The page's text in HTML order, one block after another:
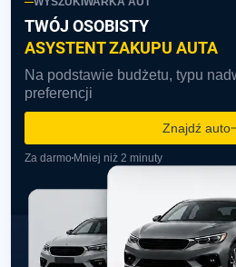
TWÓJ OSOBISTY
ASYSTENT ZAKUPU AUTA
Na podstawie budżetu, typu
preferencji
Znajdź auto
Za darmo Mniej niż 2 minuty